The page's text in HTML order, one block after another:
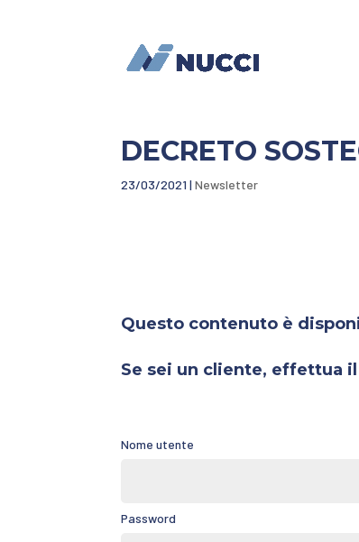
DECRETO
23/03/2021 |Newsletter
Questo contenuto è
Se sei un cliente, effettua
Nome utente
Password